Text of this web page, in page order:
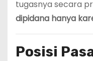
tugasnya secara
dipidana hanya
Posisi